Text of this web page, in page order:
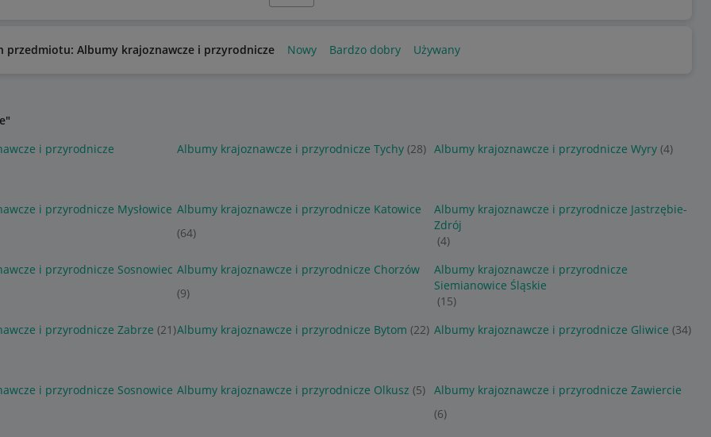
przedmiotu: Albumy krajoznawcze i przyrodnicze Nowy Bardzo dobry Używany
i przyrodnicze
Albumy krajoznawcze i przyrodnicze Tychy (28) Albumy krajoznawcze i przyrodnicze Wyry (4)
i przyrodnicze Mysłowice Albumy krajoznawcze i przyrodnicze Katowice
(64)
Albumy krajoznawcze i przyrodnicze Jastrzębie-
Zdrój
(4)
i przyrodnicze Sosnowiec Albumy krajoznawcze i przyrodnicze Chorzów
(9)
Albumy krajoznawcze i przyrodnicze
Siemianowice Śląskie
(15)
i przyrodnicze Zabrze (21)Albumy krajoznawcze i przyrodnicze Bytom (22) Albumy krajoznawcze i przyrodnicze Gliwice (34)
i przyrodnicze Sosnowice Albumy krajoznawcze i przyrodnicze Olkusz (5) Albumy krajoznawcze i przyrodnicze Zawiercie
(6)